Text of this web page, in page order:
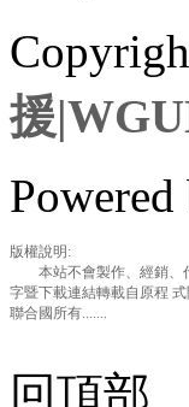
援
Powered
版權說明:
本站不會製作、經銷、代
字暨下載連結轉載自原程
聯合國所有.......
回頂部